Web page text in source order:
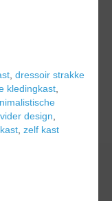
, dressoir strakke
kledingkast,
design,
, zelf kast